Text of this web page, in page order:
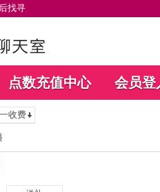
找寻
点数充值中心 会员登
收费